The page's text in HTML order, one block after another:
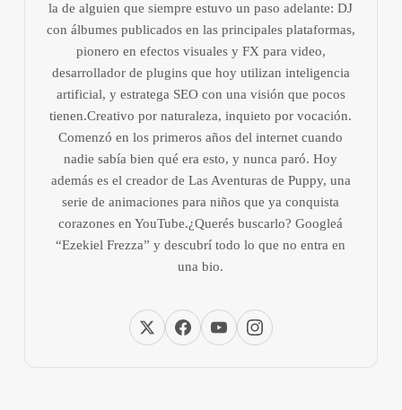
la de alguien que siempre estuvo un paso adelante: DJ
con álbumes publicados en las principales plataformas,
pionero en efectos visuales y FX para video,
desarrollador de plugins que hoy utilizan inteligencia
artificial, y estratega SEO con una visión que pocos
tienen.Creativo por naturaleza, inquieto por vocación.
Comenzó en los primeros años del internet cuando
nadie sabía bien qué era esto, y nunca paró. Hoy
además es el creador de Las Aventuras de Puppy, una
serie de animaciones para niños que ya conquista
corazones en YouTube.¿Querés buscarlo? Googleá
“Ezekiel Frezza” y descubrí todo lo que no entra en
una bio.